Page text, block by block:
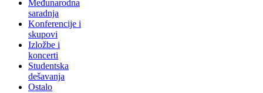
Međunarodna
saradnja
Konferencije i
skupovi
Izložbe i
koncerti
Studentska
dešavanja
Ostalo